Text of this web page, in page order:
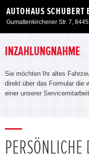
AUTOHAUS SCHUBERT
Gumattenkirchener Str. 7,
Neuwagen
Gebrauchtwagen
Service & Zubehör
INZAHLUNGNAHME
Sie möchten Ihr altes
direkt über das Formular die
einer unserer
PERSÖNLICHE